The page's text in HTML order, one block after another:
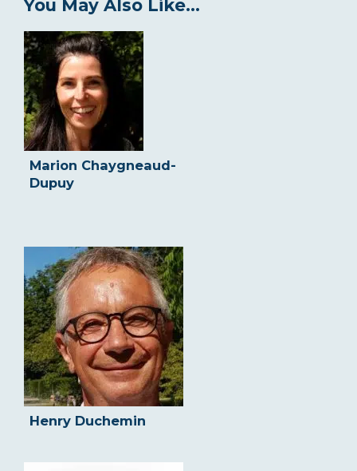
You May Also Like...
Marion Chaygneaud-
Dupuy
Henry Duchemin